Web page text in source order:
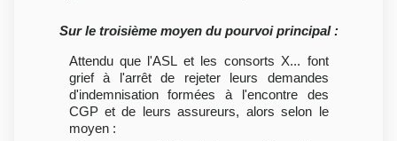
Sur le troisième moyen du pourvoi principal :
Attendu que l'ASL et les consorts X... font
grief à l'arrêt de rejeter leurs demandes
d'indemnisation formées à l'encontre des
CGP et de leurs assureurs, alors selon le
moyen :